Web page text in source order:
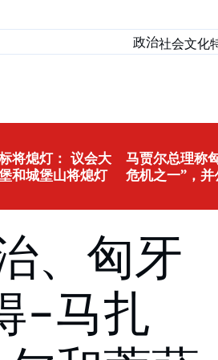
政治社会文化
将熄灯： 议会大
和城堡山将熄灯
马贾尔总理称
危机之一”，
、匈牙
-马扎